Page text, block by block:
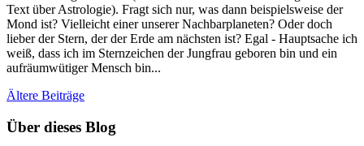
Text über Astrologie). Fragt sich nur, was dann beispielsweise der
Mond ist? Vielleicht einer unserer Nachbarplaneten? Oder doch
lieber der Stern, der der Erde am nächsten ist? Egal - Hauptsache ich
weiß, dass ich im Sternzeichen der Jungfrau geboren bin und ein
aufräumwütiger Mensch bin...
Ältere Beiträge
Über dieses Blog